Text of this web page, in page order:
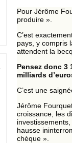
Pour Jérôme
produire ».
C’est
pays, y compris
attendent la
Pensez donc 3
milliards
C’est une
Jérôme
croissance, les
hausse
chèque ».